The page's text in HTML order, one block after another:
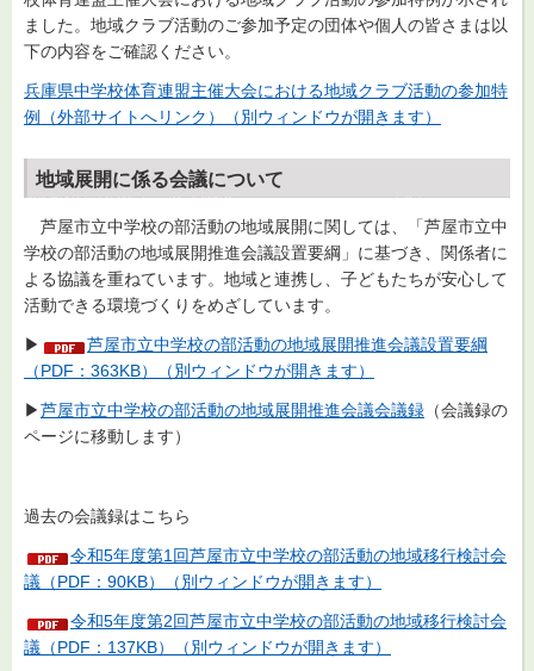
ました。地域クラブ活動のご参加予定の団体や個人の皆さまは以
下の内容をご確認ください。
兵庫県中学校体育連盟主催大会における地域クラブ活動の参加特
例（外部サイトへリンク）（別ウィンドウが開きます）
地域展開に係る会議について
芦屋市立中学校の部活動の地域展開に関しては、「芦屋市立中
学校の部活動の地域展開推進会議設置要綱」に基づき、関係者に
よる協議を重ねています。地域と連携し、子どもたちが安心して
活動できる環境づくりをめざしています。
▶
芦屋市立中学校の部活動の地域展開推進会議設置要綱
（PDF：363KB）（別ウィンドウが開きます）
▶芦屋市立中学校の部活動の地域展開推進会議会議録 （会議録の
ページに移動します）
過去の会議録はこちら
令和5年度第1回芦屋市立中学校の部活動の地域移行検討会
議（PDF：90KB）（別ウィンドウが開きます）
令和5年度第2回芦屋市立中学校の部活動の地域移行検討会
議（PDF：137KB）（別ウィンドウが開きます）